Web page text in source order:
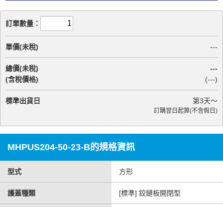
訂單數量：
單價(未稅) ---
總價(未稅)
(含稅價格)
---
(---)
標準出貨日 第3天～
訂購翌日起算(不含假日)
MHPUS204-50-23-B的規格資訊
型式 方形
護蓋種類 [標準] 鉸鏈板開閉型